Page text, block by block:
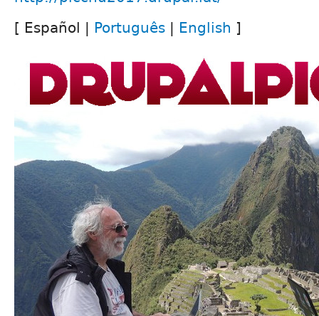
[ Español |
Português English ]